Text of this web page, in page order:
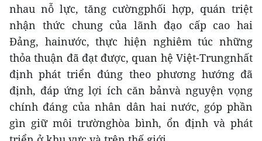
nhau nỗ lực, tăng cườngphối hợp, quán triệt
nhận thức chung của lãnh đạo cấp cao hai
Đảng, hainước, thực hiện nghiêm túc những
thỏa thuận đã đạt được, quan hệ Việt-Trungnhất
định phát triển đúng theo phương hướng đã
định, đáp ứng lợi ích căn bảnvà nguyện vọng
chính đáng của nhân dân hai nước, góp phần
gìn giữ môi trườnghòa bình, ổn định và phát